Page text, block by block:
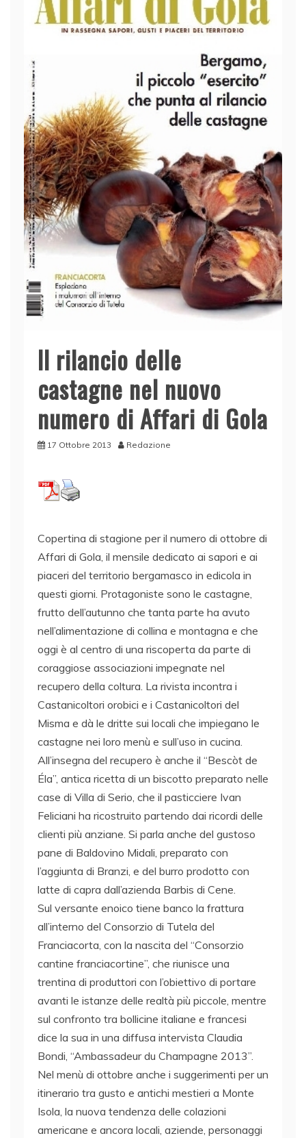
Il rilancio delle
castagne nel nuovo
numero di Affari di Gola
17 Ottobre 2013 Redazione
Copertina di stagione per il numero di ottobre di
Affari di Gola, il mensile dedicato ai sapori e ai
piaceri del territorio bergamasco in edicola in
questi giorni. Protagoniste sono le castagne,
frutto dell’autunno che tanta parte ha avuto
nell’alimentazione di collina e montagna e che
oggi è al centro di una riscoperta da parte di
coraggiose associazioni impegnate nel
recupero della coltura. La rivista incontra i
Castanicoltori orobici e i Castanicoltori del
Misma e dà le dritte sui locali che impiegano le
castagne nei loro menù e sull’uso in cucina.
All’insegna del recupero è anche il “Bescòt de
Éla”, antica ricetta di un biscotto preparato nelle
case di Villa di Serio, che il pasticciere Ivan
Feliciani ha ricostruito partendo dai ricordi delle
clienti più anziane. Si parla anche del gustoso
pane di Baldovino Midali, preparato con
l’aggiunta di Branzi, e del burro prodotto con
latte di capra dall’azienda Barbis di Cene.
Sul versante enoico tiene banco la frattura
all’interno del Consorzio di Tutela del
Franciacorta, con la nascita del “Consorzio
cantine franciacortine”, che riunisce una
trentina di produttori con l’obiettivo di portare
avanti le istanze delle realtà più piccole, mentre
sul confronto tra bollicine italiane e francesi
dice la sua in una diffusa intervista Claudia
Bondi, “Ambassadeur du Champagne 2013”.
Nel menù di ottobre anche i suggerimenti per un
itinerario tra gusto e antichi mestieri a Monte
Isola, la nuova tendenza delle colazioni
americane e ancora locali, aziende, personaggi